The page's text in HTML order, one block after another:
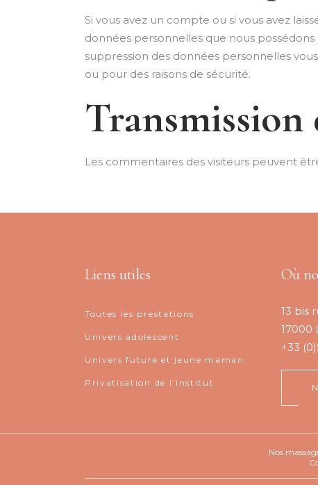
Si vous avez un compte ou si vous avez
données personnelles que nous
suppression des données personnelles
ou pour des raisons de sécurité.
Transmission
Les commentaires des visiteurs peuvent
Liens utiles
Toutes les prestations
Univers adolescent
Univers future et jeune maman
Privatisation de l’institut
Où
13 bis
17000
+33
Nos